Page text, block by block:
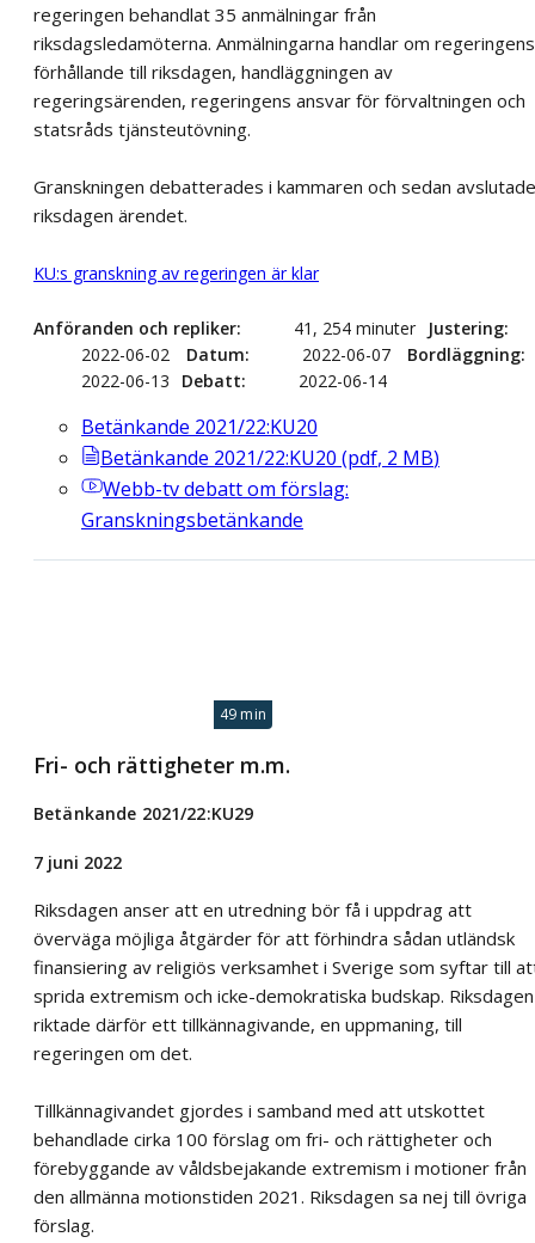
regeringen behandlat 35 anmälningar från
riksdagsledamöterna. Anmälningarna handlar om regeringens
förhållande till riksdagen, handläggningen av
regeringsärenden, regeringens ansvar för förvaltningen och
statsråds tjänsteutövning.
Granskningen debatterades i kammaren och sedan avslutade
riksdagen ärendet.
KU:s granskning av regeringen är klar
Anföranden och repliker 41, 254 minuter
Justering
2022-06-02
Datum 2022-06-07
Bordläggning
2022-06-13
Debatt 2022-06-14
Betänkande 2021/22:KU20
Betänkande 2021/22:KU20 (pdf, 2 MB)
Webb-tvdebatt om förslag:
Granskningsbetänkande
49 min
Fri- och rättigheter m.m.
Betänkande 2021/22:KU29
7 juni 2022
Riksdagen anser att en utredning bör få i uppdrag att
överväga möjliga åtgärder för att förhindra sådan utländsk
finansiering av religiös verksamhet i Sverige som syftar till
sprida extremism och icke-demokratiska budskap. Riksdagen
riktade därför ett tillkännagivande, en uppmaning, till
regeringen om det.
Tillkännagivandet gjordes i samband med att utskottet
behandlade cirka 100 förslag om fri- och rättigheter och
förebyggande av våldsbejakande extremism i motioner från
den allmänna motionstiden 2021. Riksdagen sa nej till övriga
förslag.